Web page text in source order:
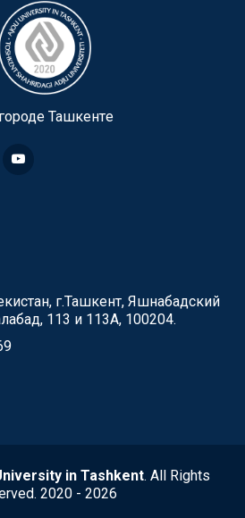
Ташкентe
г.Ташкент, Яшнабадский
113 и 113А, 100204.
in Tashkent. All Rights
2020 - 2026